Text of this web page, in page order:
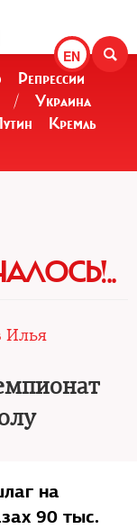
EN
Репрессии
/
Украина
Кремль
Илья
на
90 тыс.